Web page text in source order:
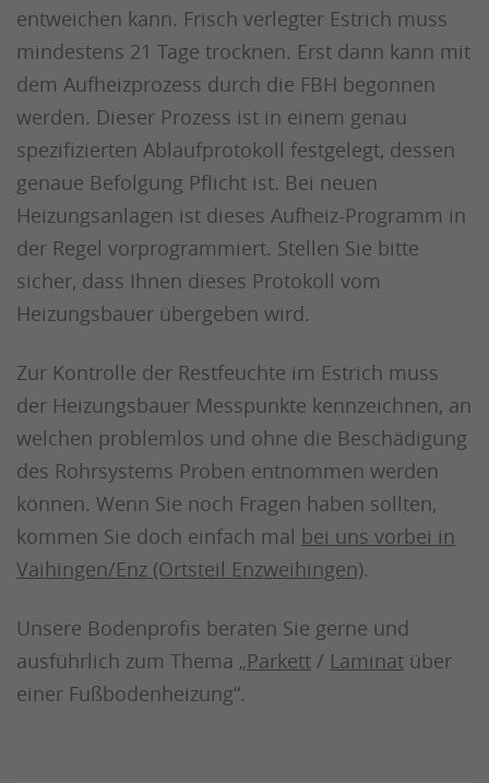
entweichen kann. Frisch verlegter Estrich muss
mindestens 21 Tage trocknen. Erst dann kann mit
dem Aufheizprozess durch die FBH begonnen
werden. Dieser Prozess ist in einem genau
spezifizierten Ablaufprotokoll festgelegt, dessen
genaue Befolgung Pflicht ist. Bei neuen
Heizungsanlagen ist dieses Aufheiz-Programm in
der Regel vorprogrammiert. Stellen Sie bitte
sicher, dass Ihnen dieses Protokoll vom
Heizungsbauer übergeben wird.
Zur Kontrolle der Restfeuchte im Estrich muss
der Heizungsbauer Messpunkte kennzeichnen, an
welchen problemlos und ohne die Beschädigung
des Rohrsystems Proben entnommen werden
können. Wenn Sie noch Fragen haben sollten,
kommen Sie doch einfach mal bei uns vorbei in
Vaihingen/Enz (Ortsteil Enzweihingen).
Unsere Bodenprofis beraten Sie gerne und
ausführlich zum Thema „Parkett / Laminat über
einer Fußbodenheizung“.